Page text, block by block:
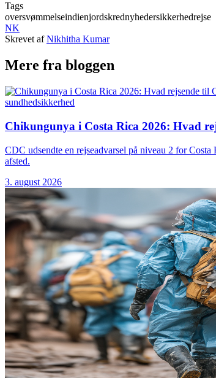
Tags
oversvømmelseindienjordskrednyhedersikkerhedrejse
NK
Skrevet af Nikhitha Kumar
Mere fra bloggen
sundhedsikkerhed
Chikungunya i Costa Rica 2026: Hvad
CDC udsendte en rejseadvarsel på niveau 2 for
afsted.
3. august 2026